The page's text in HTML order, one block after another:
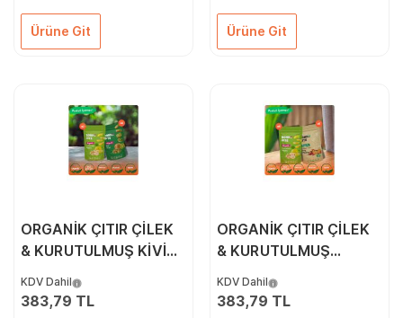
Ürüne Git
İKİLİ PAKETİ
Ürüne Git
ORGANİK ÇITIR ÇİLEK
& KURUTULMUŞ KİVİ
KDV Dahil
383,79 TL
ORGANİK ÇITIR ÇİLEK
& KURUTULMUŞ
KDV Dahil
383,79 TL